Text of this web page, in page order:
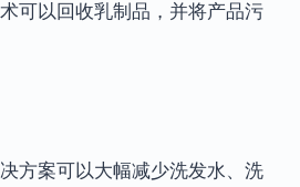
可以回收乳制品，并将产品污
方案可以大幅减少洗发水、洗